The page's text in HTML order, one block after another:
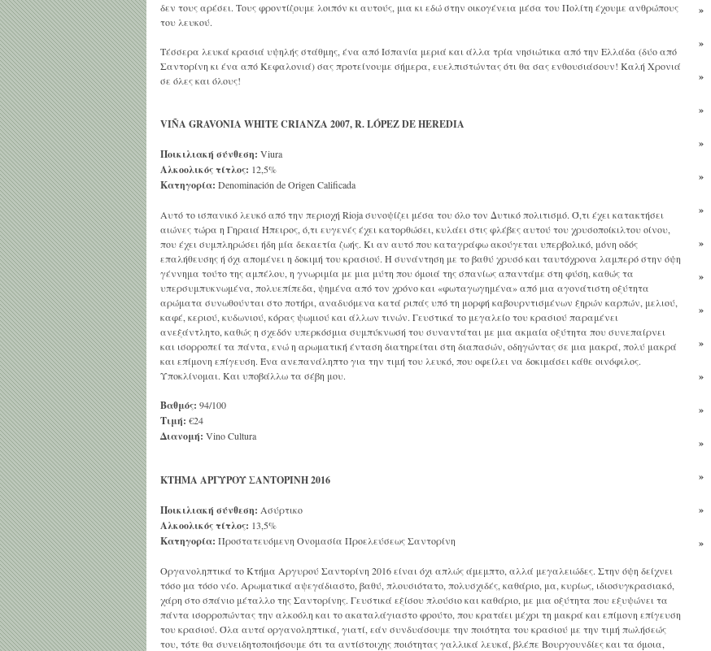
δεν τους αρέσει. Τους φροντίζουμε λοιπόν κι αυτούς, μια κι εδώ στην οικογένεια μέσα του Πολίτη έχουμε ανθρώπους
του λευκού.
Τέσσερα λευκά κρασιά υψηλής στάθμης, ένα από Ισπανία μεριά και άλλα τρία νησιώτικα από την Ελλάδα (δύο από
Σαντορίνη κι ένα από Κεφαλονιά) σας προτείνουμε σήμερα, ευελπιστώντας ότι θα σας ενθουσιάσουν! Καλή Χρονιά
σε όλες και όλους!
VIÑA GRAVONIA WHITE CRIANZA 2007, R. LÓPEZ DE HEREDIA
Ποικιλιακή σύνθεση: Viura
Αλκοολικόςτίτλος: 12,5%
Κατηγορία: Denominación de Origen Calificada
Αυτό το ισπανικό λευκό από την περιοχή Rioja συνοψίζει μέσα του όλο τον Δυτικό πολιτισμό. Ό,τι έχει κατακτήσει
αιώνες τώρα η Γηραιά Ήπειρος, ό,τι ευγενές έχει κατορθώσει, κυλάει στις φλέβες αυτού του χρυσοποίκιλτου οίνου,
που έχει συμπληρώσει ήδη μία δεκαετία ζωής. Κι αν αυτό που καταγράφω ακούγεται υπερβολικό, μόνη οδός
επαλήθευσης ή όχι απομένει η δοκιμή του κρασιού. Η συνάντηση με το βαθύ χρυσό και ταυτόχρονα λαμπερό στην όψη
γέννημα τούτο της αμπέλου, η γνωριμία με μια μύτη που όμοιά της σπανίως απαντάμε στη φύση, καθώς τα
υπερσυμπυκνωμένα, πολυεπίπεδα, ψημένα από τον χρόνο και «φωταγωγημένα» από μια αγονάτιστη οξύτητα
αρώματα συνωθούνται στο ποτήρι, αναδυόμενα κατά ριπάς υπό τη μορφή καβουρντισμένων ξηρών καρπών, μελιού,
καφέ, κεριού, κυδωνιού, κόρας ψωμιού και άλλων τινών. Γευστικά το μεγαλείο του κρασιού παραμένει
ανεξάντλητο, καθώς η σχεδόν υπερκόσμια συμπύκνωσή του συναντάται με μια ακμαία οξύτητα που συνεπαίρνει
και ισορροπεί τα πάντα, ενώ η αρωματική ένταση διατηρείται στη διαπασών, οδηγώντας σε μια μακρά, πολύ μακρά
και επίμονη επίγευση. Ένα ανεπανάληπτο για την τιμή του λευκό, που οφείλει να δοκιμάσει κάθε οινόφιλος.
Υποκλίνομαι. Και υποβάλλω τα σέβη μου.
Βαθμός: 94/100
Τιμή: €24
Διανομή: Vino Cultura
ΚΤΗΜΑ ΑΡΓΥΡΟΥ ΣΑΝΤΟΡΙΝΗ 2016
Ποικιλιακή σύνθεση: Ασύρτικο
Αλκοολικός τίτλος: 13,5%
Κατηγορία: Προστατευόμενη Ονομασία Προελεύσεως Σαντορίνη
Οργανοληπτικά το Κτήμα Αργυρού Σαντορίνη 2016 είναι όχι απλώς άμεμπτο, αλλά μεγαλειώδες. Στην όψη δείχνει
τόσο μα τόσο νέο. Αρωματικά αψεγάδιαστο, βαθύ, πλουσιότατο, πολυσχιδές, καθάριο, μα, κυρίως, ιδιοσυγκρασιακό,
χάρη στο σπάνιο μέταλλο της Σαντορίνης. Γευστικά εξίσου πλούσιο και καθάριο, με μια οξύτητα που εξυψώνει τα
πάντα ισορροπώντας την αλκοόλη και το ακαταλάγιαστο φρούτο, που κρατάει μέχρι τη μακρά και επίμονη επίγευση
του κρασιού. Όλα αυτά οργανοληπτικά, γιατί, εάν συνδυάσουμε την ποιότητα του κρασιού με την τιμή πωλήσεώς
του, τότε θα συνειδητοποιήσουμε ότι τα αντίστοιχης ποιότητας γαλλικά λευκά, βλέπε Βουργουνδίες και τα όμοια,
»
»
»
»
»
»
»
»
»
»
»
»
»
»
»
»
»